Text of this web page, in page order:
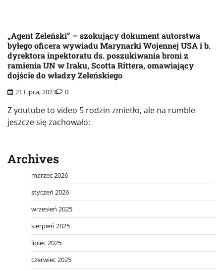
„Agent Zeleński” – szokujący dokument autorstwa
byłego oficera wywiadu Marynarki Wojennej USA i b.
dyrektora inpektoratu ds. poszukiwania broni z
ramienia UN w Iraku, Scotta Rittera, omawiający
dojście do władzy Zeleńskiego
21 Lipca, 2023 0
Z youtube to video 5 rodzin zmietło, ale na rumble
jeszcze się zachowało:
Archives
marzec 2026
styczeń 2026
wrzesień 2025
sierpień 2025
lipiec 2025
czerwiec 2025